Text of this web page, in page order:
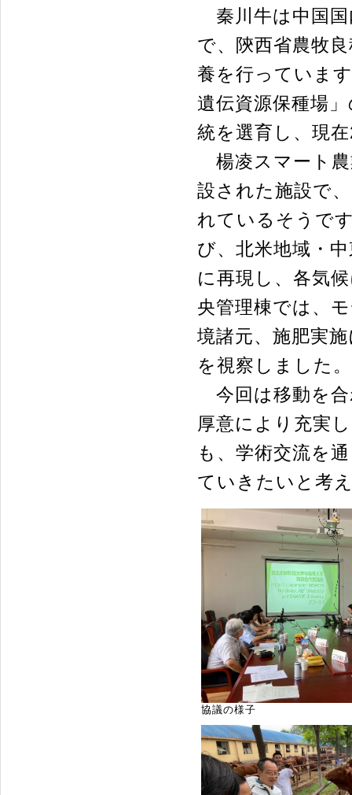
秦川牛は中国国
で、陝西省農牧
養を行っていま
遺伝資源保種場
統を選育し、現
楊凌スマート農
設された施設で
れているそうで
び、北米地域・
に再現し、各気
央管理棟では、
境諸元、施肥実
を視察しました。
今回は移動を合
厚意により充実
も、学術交流を
ていきたいと考
協議の様子